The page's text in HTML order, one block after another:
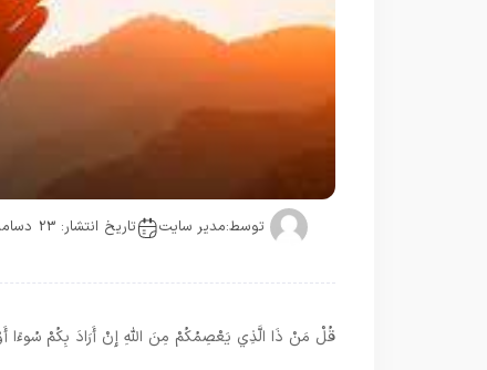
توسط:مدیر سایت تاریخ انتشار: 23 دسامبر
قُلْ مَنْ ذَا الَّذِي يَعْصِمُكُمْ مِنَ اللَّهِ إِنْ أَرَادَ بِكُمْ سُوءًا